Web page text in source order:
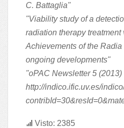
C. Battaglia"
"Viability study of a
radiation therapy treatment
Achievements of the
ongoing developments"
"oPAC Newsletter 5 (2013)
http://indico.ific.uv.es/
Visto: 2385